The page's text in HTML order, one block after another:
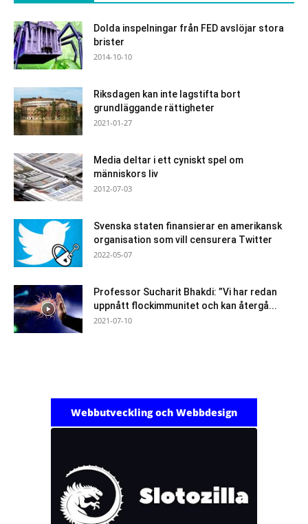
Dolda inspelningar från FED avslöjar stora
brister
2014-10-10
Riksdagen kan inte lagstifta bort
grundläggande rättigheter
2021-01-27
Media deltar i ett cyniskt spel om
människors liv
2012-07-03
Svenska staten finansierar en amerikansk
organisation som vill censurera Twitter
2022-05-07
Professor Sucharit Bhakdi: ”Vi har redan
uppnått flockimmunitet och kan återgå...
2021-07-10
Webbutveckling och Webbdesign